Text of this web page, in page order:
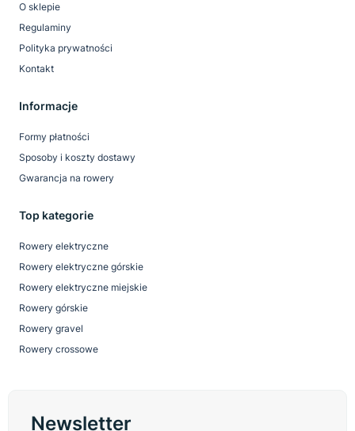
O sklepie
Regulaminy
Polityka prywatności
Kontakt
Informacje
Formy płatności
Sposoby i koszty dostawy
Gwarancja na rowery
Top kategorie
Rowery elektryczne
Rowery elektryczne górskie
Rowery elektryczne miejskie
Rowery górskie
Rowery gravel
Rowery crossowe
Newsletter